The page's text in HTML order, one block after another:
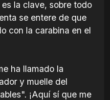
la clave, sobre todo
se entere de que
con la carabina en el
ha llamado la
y muelle del
¡Aquí sí que me